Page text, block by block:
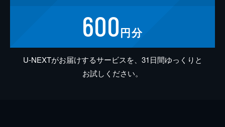
600円分
U-NEXTがお届けするサービスを、31日間ゆっくりと
お試しください。